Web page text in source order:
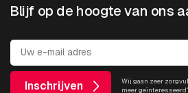
Blijf op de hoogte van ons
Inschrijven
Wij gaan zeer
meer